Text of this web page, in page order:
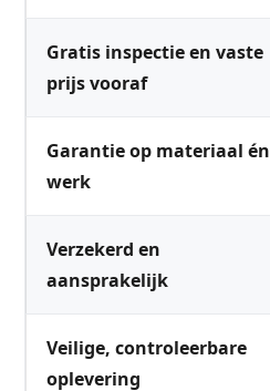
Gratis inspectie en vaste
prijs vooraf
Garantie op materiaal én
werk
Verzekerd en
aansprakelijk
Veilige, controleerbare
oplevering